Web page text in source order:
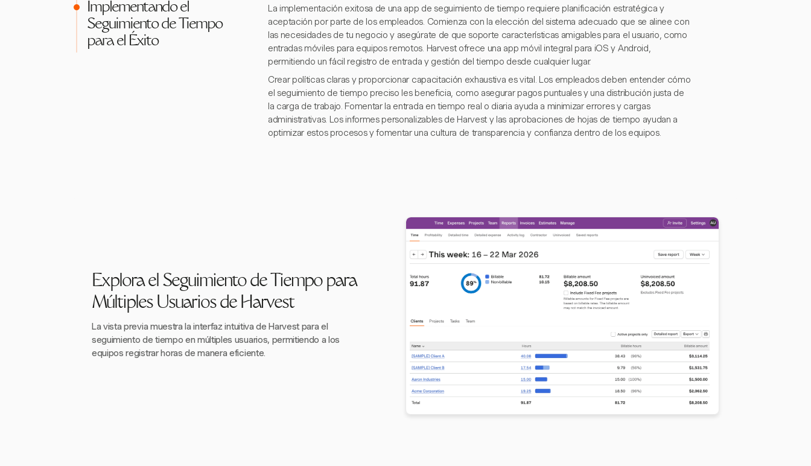
Implementando el
Seguimiento de Tiempo
para el Éxito
La implementación exitosa de una app de seguimiento de tiempo requiere planificación estratégica y
aceptación por parte de los empleados. Comienza con la elección del sistema adecuado que se alinee con
las necesidades de tu negocio y asegúrate de que soporte características amigables para el usuario, como
entradas móviles para equipos remotos. Harvest ofrece una app móvil integral para iOS y Android,
permitiendo un fácil registro de entrada y gestión del tiempo desde cualquier lugar.
Crear políticas claras y proporcionar capacitación exhaustiva es vital. Los empleados deben entender cómo
el seguimiento de tiempo preciso les beneficia, como asegurar pagos puntuales y una distribución justa de
la carga de trabajo. Fomentar la entrada en tiempo real o diaria ayuda a minimizar errores y cargas
administrativas. Los informes personalizables de Harvest y las aprobaciones de hojas de tiempo ayudan a
optimizar estos procesos y fomentar una cultura de transparencia y confianza dentro de los equipos.
Explora el Seguimiento de Tiempo para
Múltiples Usuarios de Harvest
La vista previa muestra la interfaz intuitiva de Harvest para el
seguimiento de tiempo en múltiples usuarios, permitiendo a los
equipos registrar horas de manera eficiente.